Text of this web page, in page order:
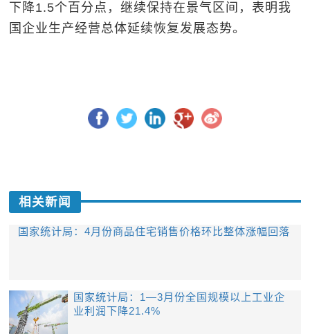
下降1.5个百分点，继续保持在景气区间，表明我
国企业生产经营总体延续恢复发展态势。
相关新闻
国家统计局：4月份商品住宅销售价格环比整体涨幅回落
国家统计局：1—3月份全国规模以上工业企
业利润下降21.4%